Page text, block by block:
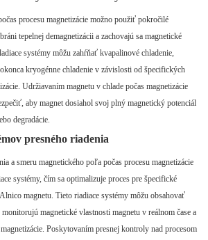
procesu magnetizácie možno použiť pokročilé
tepelnej demagnetizácii a zachovajú sa magnetické
systémy môžu zahŕňať kvapalinové chladenie,
kryogénne chladenie v závislosti od špecifických
Udržiavaním magnetu v chlade počas magnetizácie
aby magnet dosiahol svoj plný magnetický potenciál
degradácie.
presného riadenia
a smeru magnetického poľa počas procesu magnetizácie
systémy, čím sa optimalizuje proces pre špecifické
magnetu. Tieto riadiace systémy môžu obsahovať
magnetické vlastnosti magnetu v reálnom čase a
Poskytovaním presnej kontroly nad procesom